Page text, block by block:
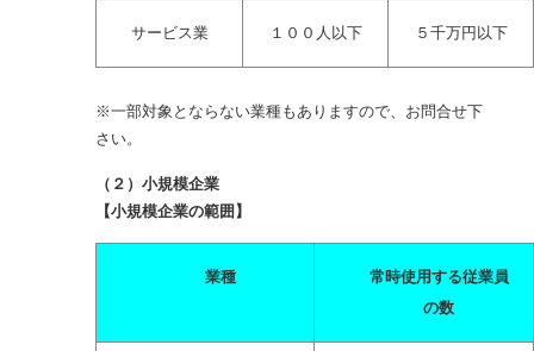
サービス業 １００人以下 ５千万円以下
※一部対象とならない業種もありますので、お問合せ下
さい。
（２）小規模企業
【小規模企業の範囲】
業種
常時使用する従業員
の数